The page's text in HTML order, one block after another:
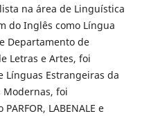
na área de Linguística
do Inglês como Língua
Departamento de
Letras e Artes, foi
Línguas Estrangeiras da
Modernas, foi
LABENALE e